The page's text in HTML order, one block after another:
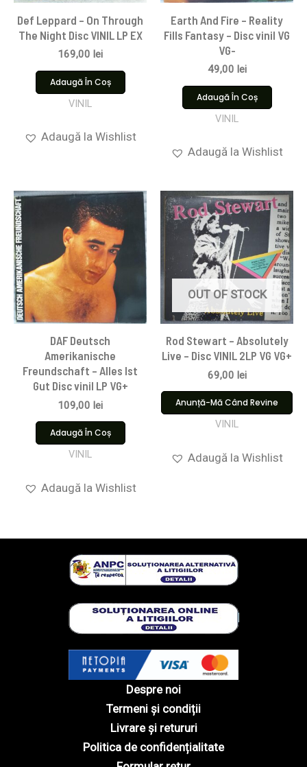
Def Leppard – On Through
The Night Disc VINIL LP EX
169,00 lei
Adaugă În Coș
VINIL
Adaugă la Wishlist
Earth And Fire – Reality
Fills Fantasy – Disc vinil VG
VG-
49,00 lei
Adaugă În Coș
VINIL
Adaugă la Wishlist
DAF Deutsch
Amerikanische
Freundschaft – Alles Ist
Gut Disc vinil LP VG+
109,00 lei
Adaugă În Coș
VINIL
Adaugă la Wishlist
OUT OF STOCK
Rod Stewart – Absolutely
Live – Disc VINIL 2LP VG VG+
69,00 lei
Anunță-Mă Când Revine
VINIL
Adaugă la Wishlist
Despre noi
Termeni și condiții
Livrare și retururi
Politica de confidențialitate